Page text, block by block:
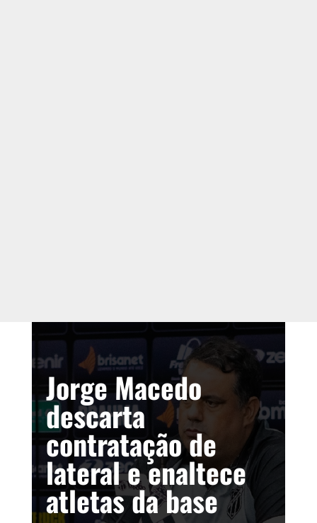
Jorge Macedo
descarta
contratação de
lateral e enaltece
atletas da base